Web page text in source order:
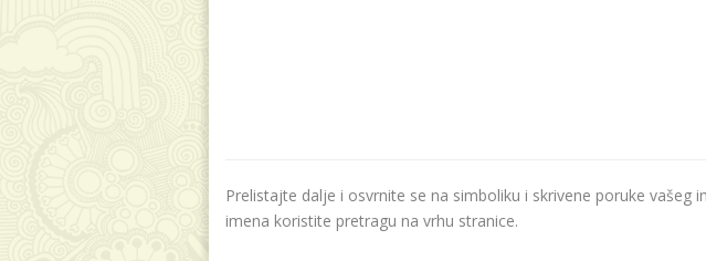
Prelistajte dalje i osvrnite se na simboliku i skrivene poruke vašeg
imena koristite pretragu na vrhu stranice.